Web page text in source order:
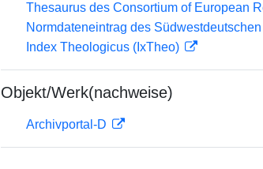
Thesaurus des Consortium of European
Normdateneintrag des
Index Theologicus (IxTheo)
Objekt/Werk(nachweise)
Archivportal-D